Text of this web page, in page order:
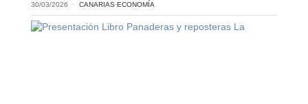
30/03/2026 CANARIAS·ECONOMÍA